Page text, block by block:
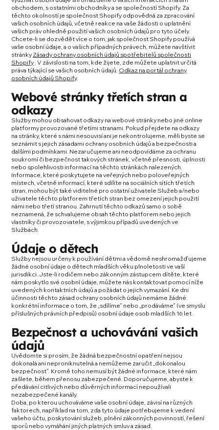
obchodem, s ostatními obchodníky a se společností Shopify. Za
těchto okolností je společnost Shopify odpovědná za zpracování
vašich osobních údajů, včetně reakce na vaše žádosti o uplatnění
vašich práv ohledně použití vašich osobních údajů pro tyto účely.
Chcete-li se dozvědět více o tom, jak společnost Shopify používá
vaše osobní údaje, a o vašich případných právech, můžete navštívit
stránky Zásady ochrany osobních údajů spotřebitelů společnosti
Shopify . V závislosti na tom, kde žijete, zde můžete uplatnit určitá
práva týkající se vašich osobních údajů. Odkaz na portál ochrany
osobních údajů Shopify.
Webové stránky třetích stran a
odkazy
Služby mohou obsahovat odkazy na webové stránky nebo jiné online
platformy provozované třetími stranami. Pokud přejdete na odkazy
na stránky, které s námi nesouvisí ani je nekontrolujeme, měli byste se
seznámit s jejich zásadami ochrany osobních údajů a bezpečnosti a
dalšími podmínkami. Nezaručujeme ani neodpovídáme za ochranu
soukromí či bezpečnost takových stránek, včetně přesnosti, úplnosti
nebo spolehlivosti informací na těchto stránkách nalezených.
Informace, které poskytujete na veřejných nebo poloveřejných
místech, včetně informací, které sdílíte na sociálních sítích třetích
stran, mohou být také viditelné pro ostatní uživatele Služeb a/nebo
uživatele těchto platforem třetích stran bez omezení jejich použití
námi nebo třetí stranou. Zahrnutí těchto odkazů samo o sobě
neznamená, že schvalujeme obsah těchto platforem nebo jejich
vlastníky či provozovatele, s výjimkou případů uvedených ve
Službách.
Údaje o dětech
Služby nejsou určeny k používání dětmi a vědomě neshromažďujeme
žádné osobní údaje o dětech mladších věku plnoletosti ve vaší
jurisdikci. Jste-li rodičem nebo zákonným zástupcem dítěte, které
nám poskytlo své osobní údaje, můžete nás kontaktovat pomocí níže
uvedených kontaktních údajů a požádat o jejich vymazání. Ke dni
účinnosti těchto zásad ochrany osobních údajů nemáme žádné
konkrétní informace o tom, že „sdílíme“ nebo „prodáváme“ (ve smyslu
příslušných právních předpisů) osobní údaje osob mladších 16 let.
Bezpečnost a uchovávání vašich
údajů
Uvědomte si prosím, že žádná bezpečnostní opatření nejsou
dokonalá ani neproniknutelná a nemůžeme zaručit „dokonalou
bezpečnost“. Kromě toho nemusí být žádné informace, které nám
zašlete, během přenosu zabezpečené. Doporučujeme, abyste k
předávání citlivých nebo důvěrných informací nepoužívali
nezabezpečené kanály.
Doba, po kterou uchováváme vaše osobní údaje, závisí na různých
faktorech, například na tom, zda tyto údaje potřebujeme k vedení
vašeho účtu, poskytování služeb, plnění zákonných povinností, řešení
sporů nebo vymáhání jiných platných smluv a zásad.